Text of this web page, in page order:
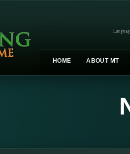
HOME ABOUT MT